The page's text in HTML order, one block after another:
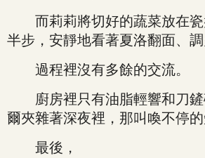
而莉莉將切好的蔬菜放在瓷
半步，安靜地看著夏洛翻面、調
過程裡沒有多餘的交流。
廚房裡只有油脂輕響和刀鏟
爾夾雜著深夜裡，那叫喚不停的
最後，